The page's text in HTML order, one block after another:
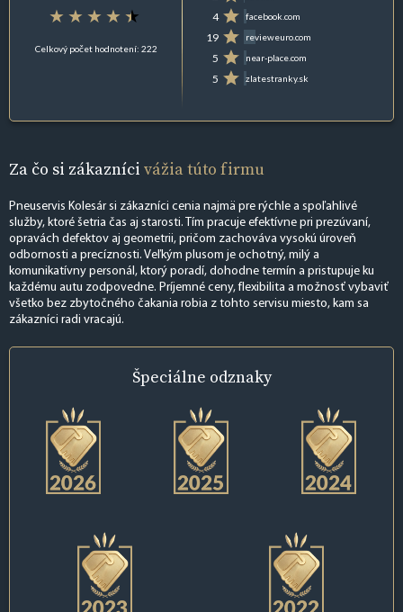
Celkový počet hodnotení: 222
4 facebook.com
19 revieweuro.com
5 near-place.com
5 zlatestranky.sk
Za čo si zákazníci vážia túto firmu
Pneuservis Kolesár si zákazníci cenia najmä pre rýchle a spoľahlivé
služby, ktoré šetria čas aj starosti. Tím pracuje efektívne pri prezúvaní,
opravách defektov aj geometrii, pričom zachováva vysokú úroveň
odbornosti a precíznosti. Veľkým plusom je ochotný, milý a
komunikatívny personál, ktorý poradí, dohodne termín a pristupuje ku
každému autu zodpovedne. Príjemné ceny, flexibilita a možnosť vybaviť
všetko bez zbytočného čakania robia z tohto servisu miesto, kam sa
zákazníci radi vracajú.
Špeciálne odznaky